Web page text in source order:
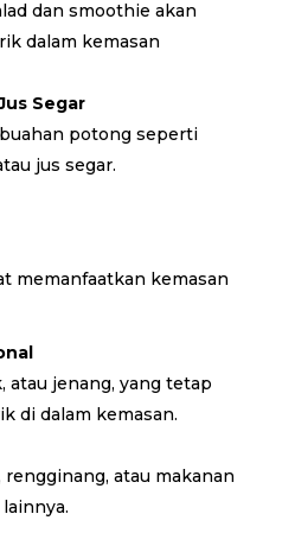
dan smoothie akan
dalam kemasan
Segar
potong seperti
jus segar.
memanfaatkan kemasan
atau jenang, yang tetap
di dalam kemasan.
atau makanan